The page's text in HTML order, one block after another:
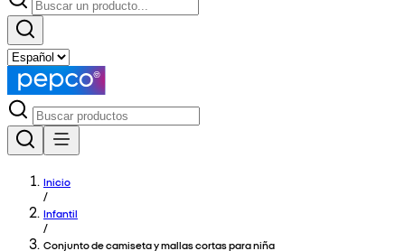
Inicio
/
Infantil
/
Conjunto de camiseta y mallas cortas para niña